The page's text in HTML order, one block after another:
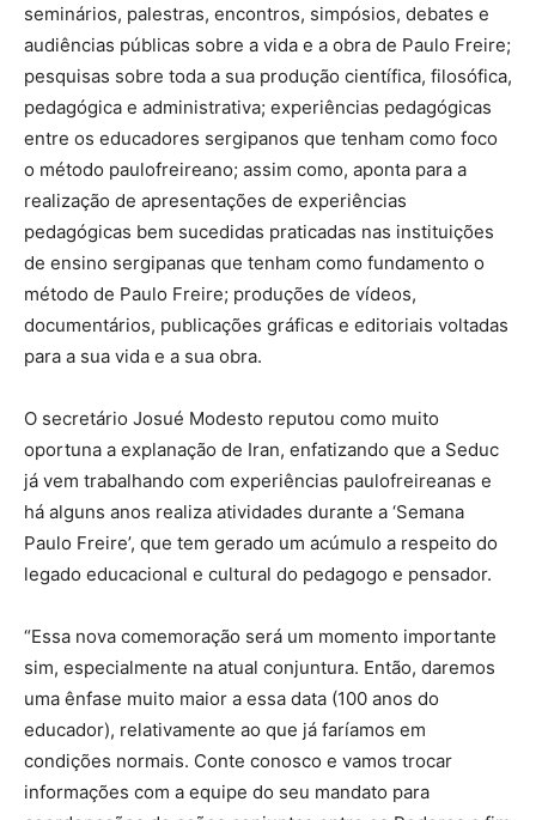
seminários, palestras, encontros, simpósios, debates e
audiências públicas sobre a vida e a obra de Paulo Freire;
pesquisas sobre toda a sua produção científica, filosófica,
pedagógica e administrativa; experiências pedagógicas
entre os educadores sergipanos que tenham como foco
o método paulofreireano; assim como, aponta para a
realização de apresentações de experiências
pedagógicas bem sucedidas praticadas nas instituições
de ensino sergipanas que tenham como fundamento o
método de Paulo Freire; produções de vídeos,
documentários, publicações gráficas e editoriais voltadas
para a sua vida e a sua obra.
O secretário Josué Modesto reputou como muito
oportuna a explanação de Iran, enfatizando que a Seduc
já vem trabalhando com experiências paulofreireanas e
há alguns anos realiza atividades durante a ‘Semana
Paulo Freire’, que tem gerado um acúmulo a respeito do
legado educacional e cultural do pedagogo e pensador.
“Essa nova comemoração será um momento importante
sim, especialmente na atual conjuntura. Então, daremos
uma ênfase muito maior a essa data (100 anos do
educador), relativamente ao que já faríamos em
condições normais. Conte conosco e vamos trocar
informações com a equipe do seu mandato para